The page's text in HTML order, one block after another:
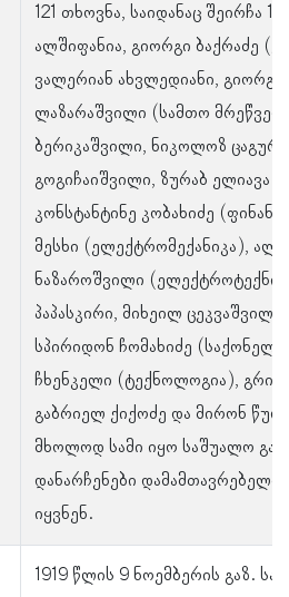
121 თხოვნა, საიდანაც შეირჩა
ალშიფანია, გიორგი ბაქრაძე
ვალერიან ახვლედიანი, გიორგი
ლაზარაშვილი (სამთო
ბერიკაშვილი, ნიკოლოზ
გოგიჩაიშვილი, ზურაბ ელიავა
კონსტანტინე კობახიძე
მესხი (ელექტრომექანიკა),
ნაზაროშვილი
პაპასკირი, მიხეილ
სპირიდონ ჩომახიძე
ჩხენკელი (ტექნოლოგია),
გაბრიელ ქიქოძე და მირონ
მხოლოდ სამი იყო საშუალო
დანარჩენები დამამთავრებელი
იყვნენ.
1919 წლის 9 ნოემბერის გაზ.